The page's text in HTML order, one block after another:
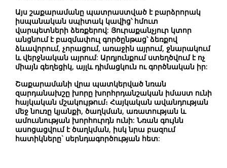
Այս շաքարամանը պատրաստված է բարձրորակ
իսպանական սպիտակ կավից՝ հմուտ
վարպետների ձեռքերով: Յուրաքանչյուր կտոր
անցնում է բազմափուլ գործընթաց՝ ձեռքով
ձևավորում, չորացում, առաջին այրում, ջնարակում
և վերջնական այրում: Արդյունքում ստեղծվում է ոչ
միայն գեղեցիկ, այլև դիմացկուն ու գործնական իր:
Շաքարամանի վրա պատկերվածնռան
զարդանախշը խորը խորհրդանշական իմաստ ունի
հայկական մշակույթում։ Հայկական ավանդության
մեջ նուռը կյանքի, ծաղկման, առատության և
ամուսնության խորհուրդն ունի: Նռան գույնն
ասոցացվում է ծաղկման, իսկ նրա բազում
հատիկները` սերնդագործության հետ: